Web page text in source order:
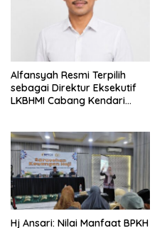
Alfansyah Resmi Terpilih
sebagai Direktur Eksekutif
LKBHMI Cabang Kendari
Hj Ansari: Nilai Manfaat BPKH